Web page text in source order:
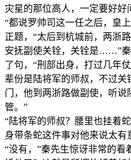
灾星的那位高人，一定要好好
“都说罗帅司这一任之后，皇
正题，“太后到杭城前，两浙
安抚副使关铨，关铨是……”
了句，“刑部出身，打过几年
辈份是陆将军的师叔，不过
门，他到两浙路做副使，听
管。”
“陆将军的师叔？腰里也挂着
身带条蛇这件事对他来说太有
“没有，”秦先生惊讶非常的